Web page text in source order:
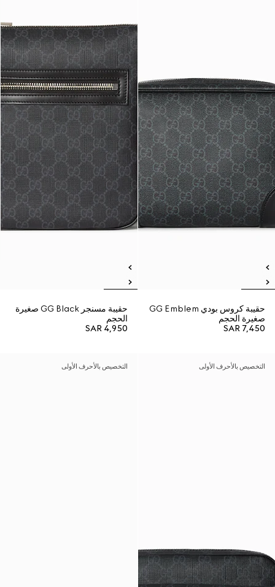
حقيبة كروس بودي GG Emblem
صغيرة الحجم
SAR 7,450
حقيبة مسنجر GG Black صغيرة
الحجم
SAR 4,950
التخصيص بالأحرف الأولى التخصيص بالأحرف الأولى